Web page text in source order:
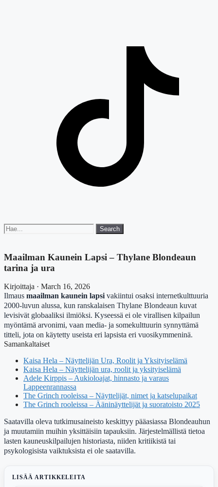
Search
for:
Search
Maailman Kaunein Lapsi – Thylane Blondeaun
tarina ja ura
Kirjoittaja · March 16, 2026
Ilmaus maailman kaunein lapsivakiintui osaksi internetkulttuuria
2000-luvun alussa, kun ranskalaisen Thylane Blondeaun kuvat
levisivät globaaliksi ilmiöksi. Kyseessä ei ole virallisen kilpailun
myöntämä arvonimi, vaan media- ja somekulttuurin synnyttämä
titteli, jota on käytetty useista eri lapsista eri vuosikymmeninä.
Samankaltaiset
Kaisa Hela – Näyttelijän Ura, Roolit ja Yksityiselämä
Kaisa Hela – Näyttelijän ura, roolit ja yksityiselämä
Adele Kirppis – Aukioloajat, hinnasto ja varaus
Lappeenrannassa
The Grinch rooleissa – Näyttelijät, nimet ja katselupaikat
The Grinch rooleissa – Ääninäyttelijät ja suoratoisto 2025
Saatavilla oleva tutkimusaineisto keskittyy pääasiassa Blondeauhun
ja muutamiin muihin yksittäisiin tapauksiin. Järjestelmällistä tietoa
lasten kauneuskilpailujen historiasta, niiden kritiikistä tai
psykologisista vaiktuksista ei ole saatavilla.
LISÄÄ ARTIKKELEITA